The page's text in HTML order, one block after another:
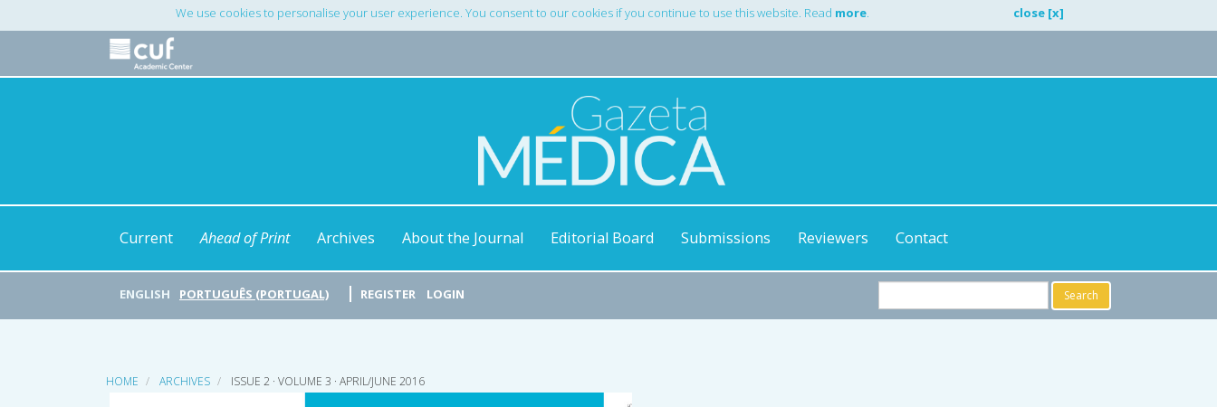
Navigation
We use cookies to personalise your user experience. You consent to our cookies if you continue to use this website. Read more. close [x]
Current Ahead of Print Archives About the Journal Editorial Board Submissions Reviewers Contact
ENGLISH PORTUGUÊS (PORTUGAL) REGISTER LOGIN Search
HOME ARCHIVES ISSUE 2 · VOLUME 3 · APRIL/JUNE 2016